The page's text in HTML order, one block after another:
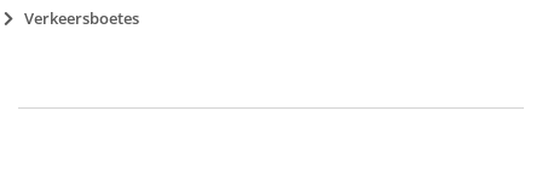
Verkeersboetes